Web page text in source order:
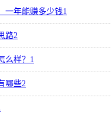
一年能赚多少钱1
路2
么样？ 1
哪些2